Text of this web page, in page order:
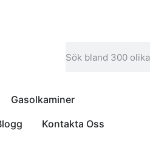
Gasolkaminer
Kontakta Oss